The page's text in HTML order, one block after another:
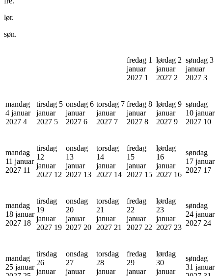
lør.
søn.
fredag 1
januar
2027 1
lørdag 2
januar
2027 2
søndag 3
januar
2027 3
mandag
4 januar
2027 4
tirsdag 5
januar
2027 5
onsdag 6
januar
2027 6
torsdag 7
januar
2027 7
fredag 8
januar
2027 8
lørdag 9
januar
2027 9
søndag
10 januar
2027 10
mandag
11 januar
2027 11
tirsdag
12
januar
2027 12
onsdag
13
januar
2027 13
torsdag
14
januar
2027 14
fredag
15
januar
2027 15
lørdag
16
januar
2027 16
søndag
17 januar
2027 17
mandag
18 januar
2027 18
tirsdag
19
januar
2027 19
onsdag
20
januar
2027 20
torsdag
21
januar
2027 21
fredag
22
januar
2027 22
lørdag
23
januar
2027 23
søndag
24 januar
2027 24
mandag
25 januar
tirsdag
26
januar
onsdag
27
januar
torsdag
28
januar
fredag
29
januar
lørdag
30
januar
søndag
31 januar